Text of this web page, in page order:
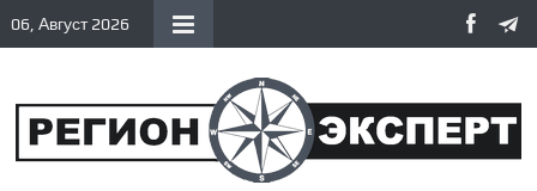
06, Август 2026